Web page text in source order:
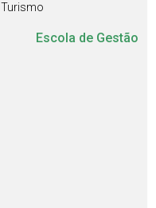
Turismo
Escola de Gestão